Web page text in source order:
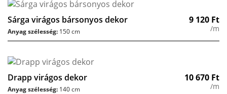
Sárga virágos bársonyos dekor 9 120 Ft
/m
Anyag szélesség: 150 cm
Drapp virágos dekor 10 670 Ft
/m
Anyag szélesség: 140 cm